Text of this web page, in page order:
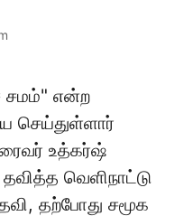
சமம்" என்ற
செய்துள்ளார்
உத்கர்ஷ்
வெளிநாட்டு
தற்போது சமூக